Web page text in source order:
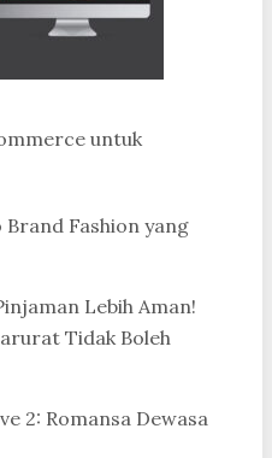
untuk
Fashion yang
Lebih Aman!
Tidak Boleh
2: Romansa Dewasa